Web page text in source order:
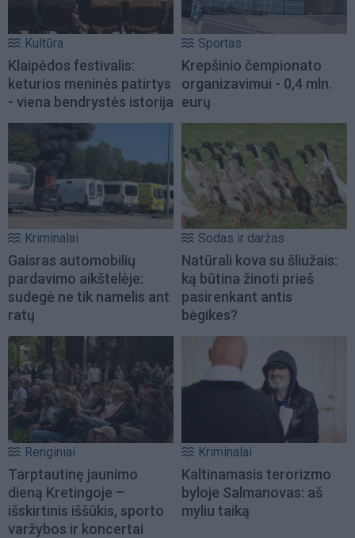
Kultūra
Klaipėdos festivalis:
keturios meninės patirtys
- viena bendrystės istorija
Sportas
Krepšinio čempionato
organizavimui - 0,4 mln.
eurų
Kriminalai
Gaisras automobilių
pardavimo aikštelėje:
sudegė ne tik namelis ant
ratų
Sodas ir daržas
Natūrali kova su šliužais:
ką būtina žinoti prieš
pasirenkant antis
bėgikes?
Renginiai
Tarptautinę jaunimo
dieną Kretingoje –
išskirtinis iššūkis, sporto
varžybos ir koncertai
Kriminalai
Kaltinamasis terorizmo
byloje Salmanovas: aš
myliu taiką